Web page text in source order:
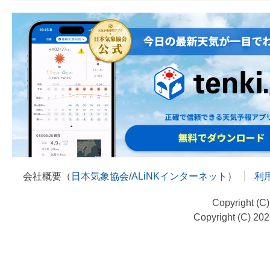
会社概要（ 日本気象協会/ALiNKインターネット ） 利
Copyright
Copyright (C)